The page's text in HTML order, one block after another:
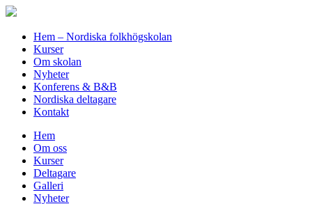
Hem – Nordiska folkhögskolan
Kurser
Om skolan
Nyheter
Konferens & B&B
Nordiska deltagare
Kontakt
Hem
Om oss
Kurser
Deltagare
Galleri
Nyheter